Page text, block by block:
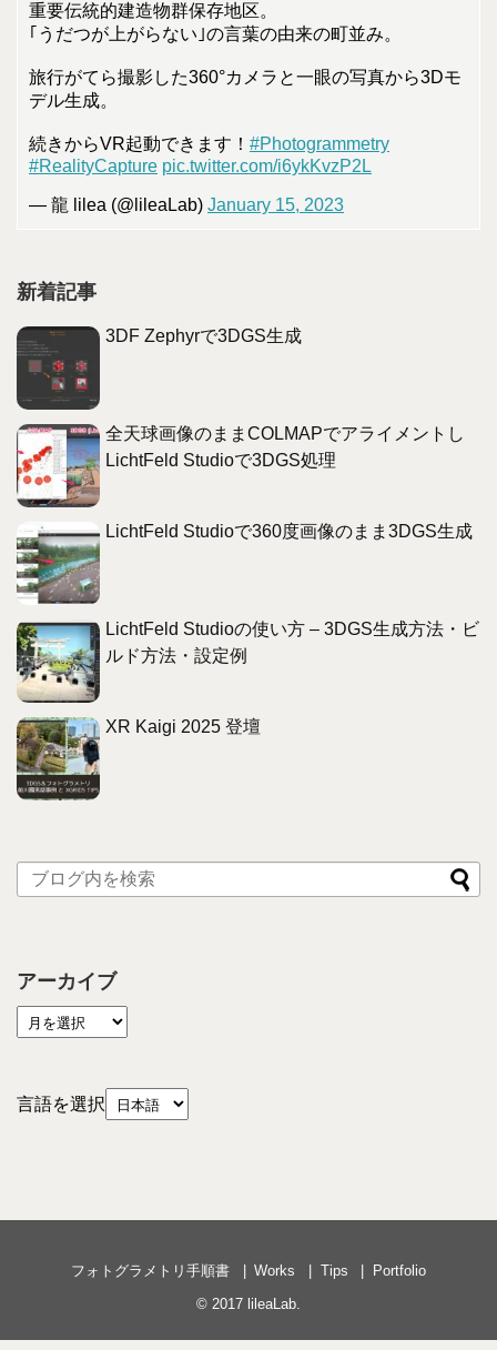
重要伝統的建造物群保存地区。
｢うだつが上がらない｣の言葉の由来の町並み。
旅行がてら撮影した360°カメラと一眼の写真から3Dモ
デル生成。
続きからVR起動できます！ #Photogrammetry
#RealityCapture pic.twitter.com/i6ykKvzP2L
— 龍 lilea (@lileaLab) January 15, 2023
新着記事
3DF Zephyrで3DGS生成
全天球画像のままCOLMAPでアライメントし
LichtFeld Studioで3DGS処理
LichtFeld Studioで360度画像のまま3DGS生成
LichtFeld Studioの使い方 – 3DGS生成方法・ビ
ルド方法・設定例
XR Kaigi 2025 登壇
アーカイブ
言語を選択
フォトグラメトリ手順書 Works Tips
Portfolio
© 2017 lileaLab